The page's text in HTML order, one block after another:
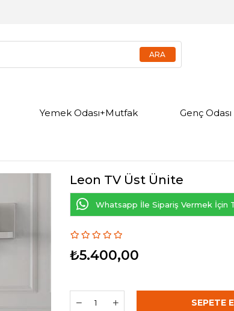
Yemek Odası+Mutfak Genç Odası
Leon TV Üst Ünite
Whatsapp İle Sipariş Vermek İçin
₺5.400,00